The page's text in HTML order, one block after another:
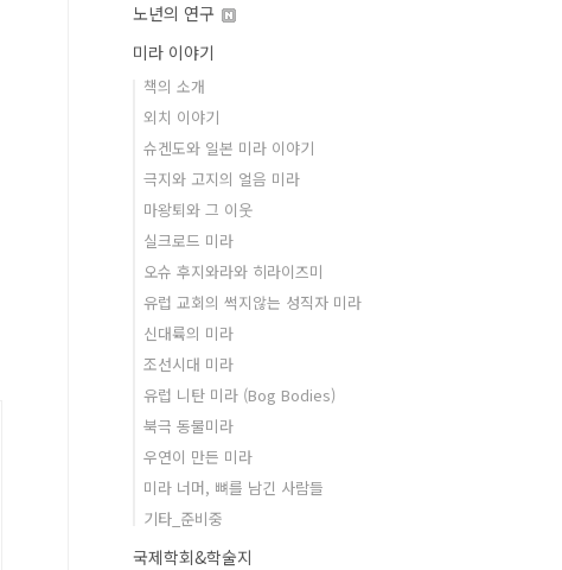
노년의 연구
미라 이야기
책의 소개
외치 이야기
슈겐도와 일본 미라 이야기
극지와 고지의 얼음 미라
마왕퇴와 그 이웃
실크로드 미라
오슈 후지와라와 히라이즈미
유럽 교회의 썩지않는 성직자 미라
신대륙의 미라
조선시대 미라
유럽 니탄 미라 (Bog Bodies)
북극 동물미라
우연이 만든 미라
미라 너머, 뼈를 남긴 사람들
기타_준비중
국제학회&학술지